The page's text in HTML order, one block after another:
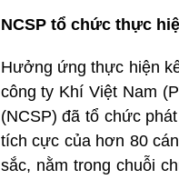
NCSP tổ chức thực
Hưởng ứng thực hiện
công ty Khí Việt Nam
(NCSP) đã tổ chức
tích cực của hơn 80
sắc, nằm trong chuỗi